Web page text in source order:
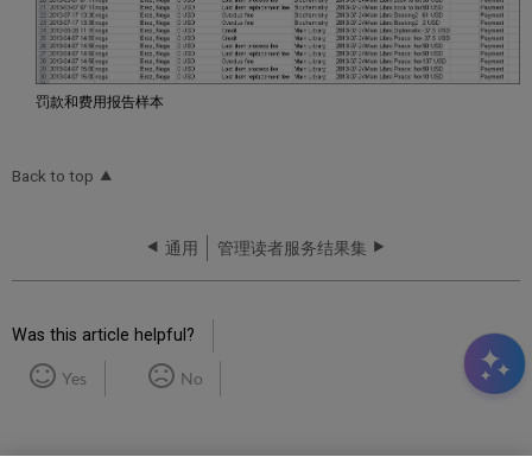
罚款和费用报告样本
Back to top
通用 管理读者服务结果集
Was this article helpful?
Yes No